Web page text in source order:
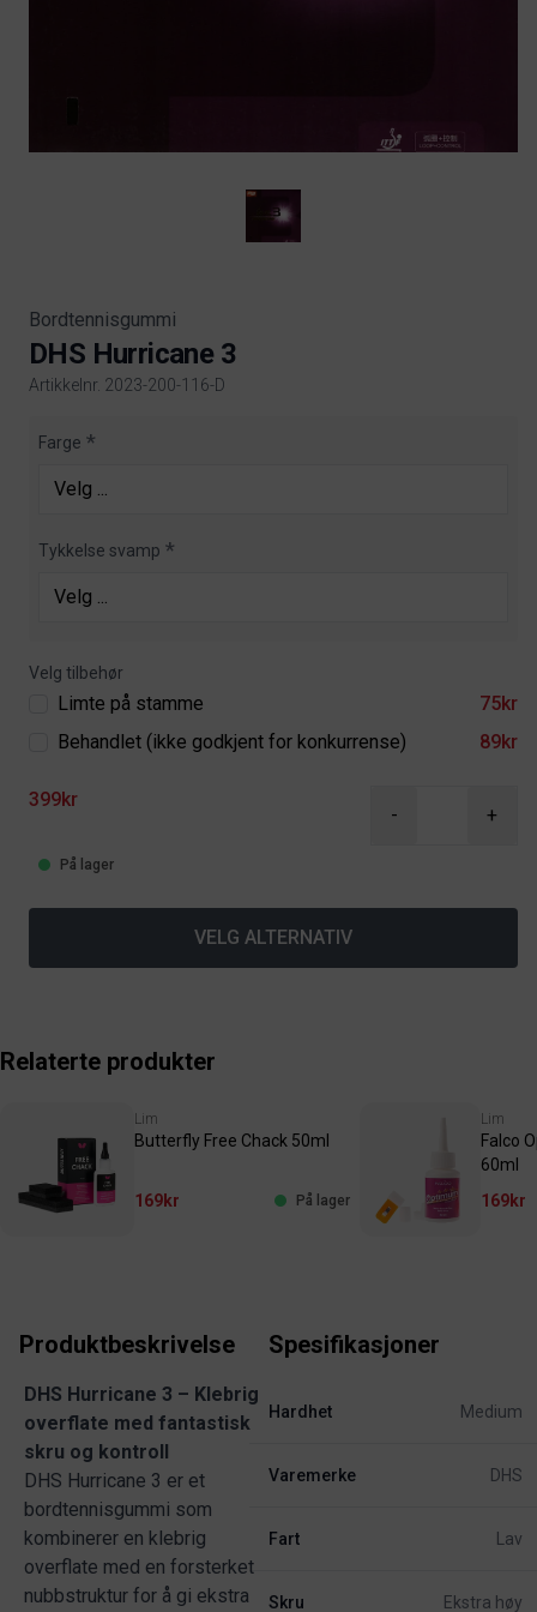
Bordtennisgummi
DHS Hurricane 3
Artikkelnr. 2023-200-116-D
Farge
Tykkelse svamp
Velg tilbehør
Limte på stamme
75kr
Behandlet (ikke godkjent for konkurrense)
89kr
399kr
- +
På lager
VELG ALTERNATIV
Relaterte produkter
Lim
Butterfly Free Chack 50ml
169kr På lager
Lim
Falco
60ml
169kr
Produktbeskrivelse
DHS Hurricane 3 – Klebrig
overflate med fantastisk
skru og kontroll
DHS Hurricane 3 er et
bordtennisgummi som
kombinerer en klebrig
overflate med en forsterket
nubbstruktur for å gi ekstra
Spesifikasjoner
Hardhet Medium
Varemerke DHS
Fart Lav
Skru Ekstra høy